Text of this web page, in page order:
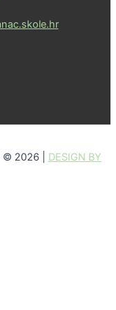
© 2026 | DESIGN BY